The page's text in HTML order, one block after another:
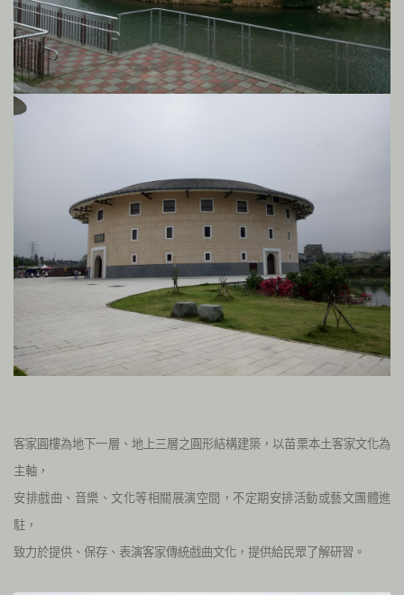
客家圓樓為地下一層、地上三層之圓形結構建築，以苗栗本土客家文化為
主軸，
安排戲曲、音樂、文化等相關展演空間，不定期安排活動或藝文團體進
駐，
致力於提供、保存、表演客家傳統戲曲文化，提供給民眾了解研習。